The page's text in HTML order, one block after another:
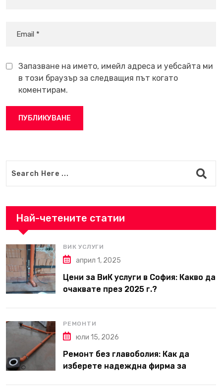
Запазване на името, имейл адреса и уебсайта ми
в този браузър за следващия път когато
коментирам.
Най-четените статии
ВИК УСЛУГИ
април 1, 2025
Цени за ВиК услуги в София: Какво да
очаквате през 2025 г.?
РЕМОНТИ
юли 15, 2026
Ремонт без главоболия: Как да
изберете надеждна фирма за